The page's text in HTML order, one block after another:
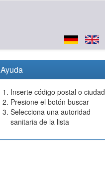
Ayuda
Inserte código postal o ciudad
Presione el botón buscar
Selecciona una autoridad
sanitaria de la lista